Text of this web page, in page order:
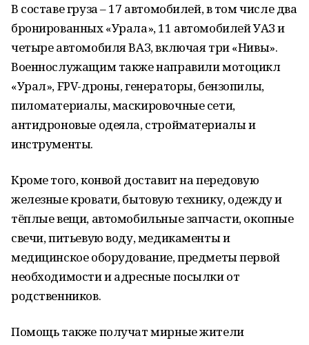
В составе груза – 17 автомобилей, в том числе два
бронированных «Урала», 11 автомобилей УАЗ и
четыре автомобиля ВАЗ, включая три «Нивы».
Военнослужащим также направили мотоцикл
«Урал», FPV-дроны, генераторы, бензопилы,
пиломатериалы, маскировочные сети,
антидроновые одеяла, стройматериалы и
инструменты.
Кроме того, конвой доставит на передовую
железные кровати, бытовую технику, одежду и
тёплые вещи, автомобильные запчасти, окопные
свечи, питьевую воду, медикаменты и
медицинское оборудование, предметы первой
необходимости и адресные посылки от
родственников.
Помощь также получат мирные жители